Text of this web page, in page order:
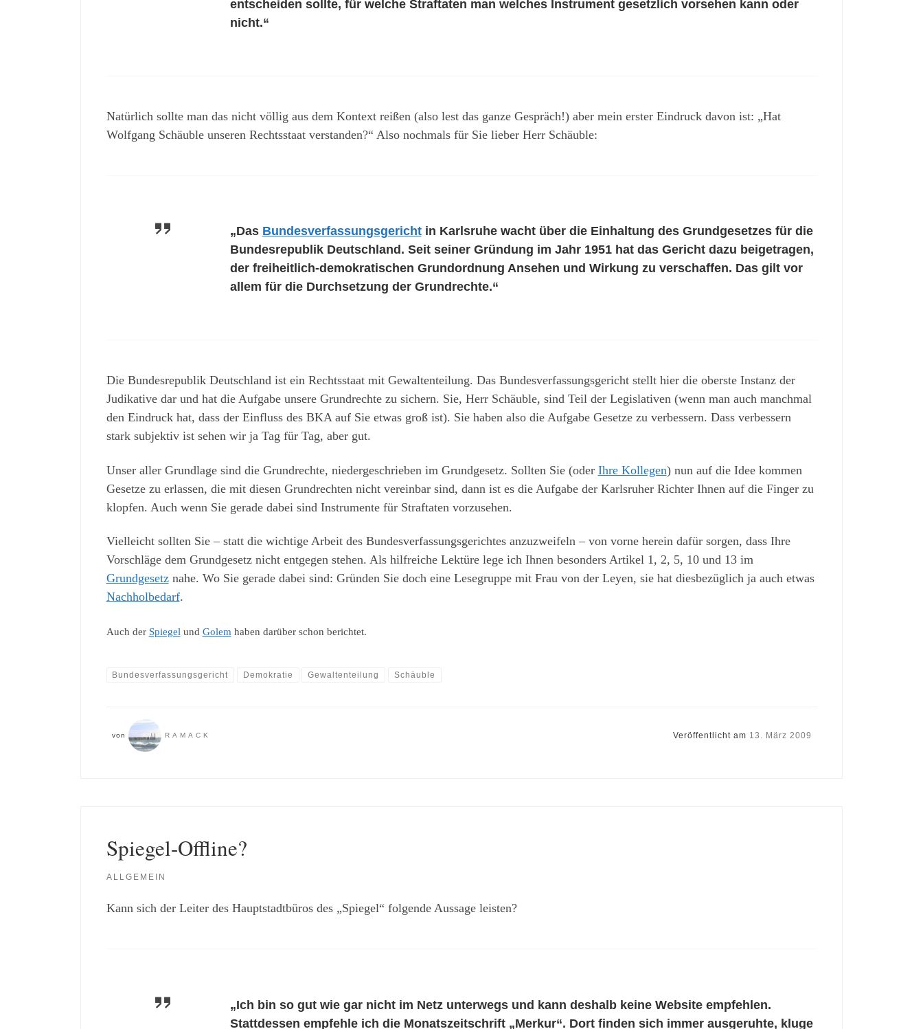
entscheiden sollte, für welche Straftaten man welches Instrument gesetzlich vorsehen kann oder
nicht.“
Natürlich sollte man das nicht völlig aus dem Kontext reißen (also lest das ganze Gespräch!) aber mein erster Eindruck davon ist: „Hat
Wolfgang Schäuble unseren Rechtsstaat verstanden?“ Also nochmals für Sie lieber Herr Schäuble:
„Das Bundesverfassungsgerichtin Karlsruhe wacht über die Einhaltung des Grundgesetzes für die
Bundesrepublik Deutschland. Seit seiner Gründung im Jahr 1951 hat das Gericht dazu beigetragen,
der freiheitlich-demokratischen Grundordnung Ansehen und Wirkung zu verschaffen. Das gilt vor
allem für die Durchsetzung der Grundrechte.“
Die Bundesrepublik Deutschland ist ein Rechtsstaat mit Gewaltenteilung. Das Bundesverfassungsgericht stellt hier die oberste Instanz der
Judikative dar und hat die Aufgabe unsere Grundrechte zu sichern. Sie, Herr Schäuble, sind Teil der Legislativen (wenn man auch manchmal
den Eindruck hat, dass der Einfluss des BKA auf Sie etwas groß ist). Sie haben also die Aufgabe Gesetze zu verbessern. Dass verbessern
stark subjektiv ist sehen wir ja Tag für Tag, aber gut.
Unser aller Grundlage sind die Grundrechte, niedergeschrieben im Grundgesetz. Sollten Sie (oder Ihre Kollegen) nun auf die Idee kommen
Gesetze zu erlassen, die mit diesen Grundrechten nicht vereinbar sind, dann ist es die Aufgabe der Karlsruher Richter Ihnen auf die Finger zu
klopfen. Auch wenn Sie gerade dabei sind Instrumente für Straftaten vorzusehen.
Vielleicht sollten Sie – statt die wichtige Arbeit des Bundesverfassungsgerichtes anzuzweifeln – von vorne herein dafür sorgen, dass Ihre
Vorschläge dem Grundgesetz nicht entgegen stehen. Als hilfreiche Lektüre lege ich Ihnen besonders Artikel 1, 2, 5, 10 und 13 im
Grundgesetznahe. Wo Sie gerade dabei sind: Gründen Sie doch eine Lesegruppe mit Frau von der Leyen, sie hat diesbezüglich ja auch etwas
Nachholbedarf.
Auch der Spiegel und Golem haben darüber schon berichtet.
Bundesverfassungsgericht Demokratie Gewaltenteilung Schäuble
von RAMACK Veröffentlicht am 13. März 2009
Spiegel-Offline?
ALLGEMEIN
Kann sich der Leiter des Hauptstadtbüros des „Spiegel“ folgende Aussage leisten?
„Ich bin so gut wie gar nicht im Netz unterwegs und kann deshalb keine Website empfehlen.
Stattdessen empfehle ich die Monatszeitschrift „Merkur“. Dort finden sich immer ausgeruhte, kluge